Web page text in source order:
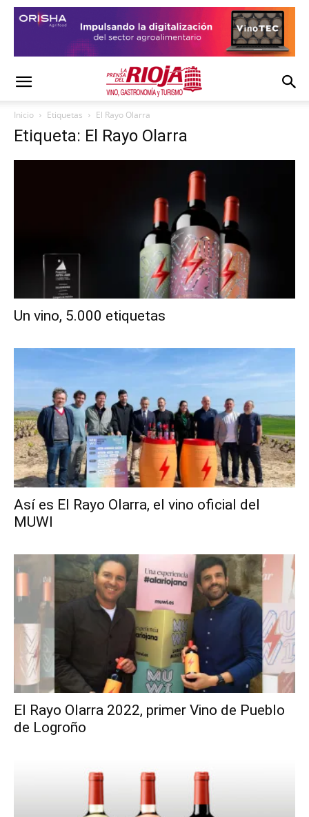
Inicio Etiquetas El Rayo Olarra
Etiqueta: El Rayo Olarra
Un vino, 5.000 etiquetas
Así es El Rayo Olarra, el vino oficial del
MUWI
El Rayo Olarra 2022, primer Vino de Pueblo
de Logroño